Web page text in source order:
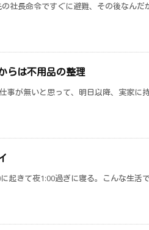
の社長命令ですぐに避難、その後なん
らは不用品の整理
事が無いと思って、明日以降、実家に
起きて夜1:00過ぎに寝る。こんな生活